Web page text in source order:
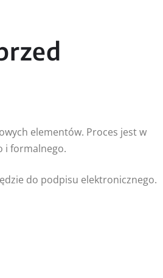
elementów. Proces jest w
i formalnego.
do podpisu elektronicznego.